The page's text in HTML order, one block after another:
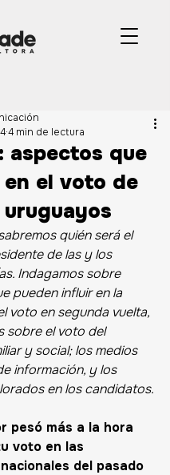
aspectos que
el voto de
4 min de lectura
quién será el
de las y los
Indagamos sobre
pueden influir en la
voto en segunda vuelta,
sobre el voto del
y social; los medios
información, y los
en los candidatos.
pesó más a la hora
voto en las
del pasado